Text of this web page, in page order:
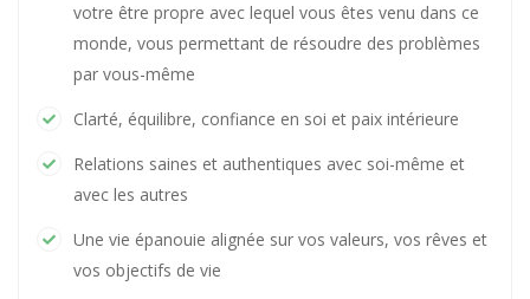
votre être propre avec lequel vous êtes venu dans ce
monde, vous permettant de résoudre des problèmes
par vous-même
Clarté, équilibre, confiance en soi et paix intérieure
Relations saines et authentiques avec soi-même et
avec les autres
Une vie épanouie alignée sur vos valeurs, vos rêves et
vos objectifs de vie